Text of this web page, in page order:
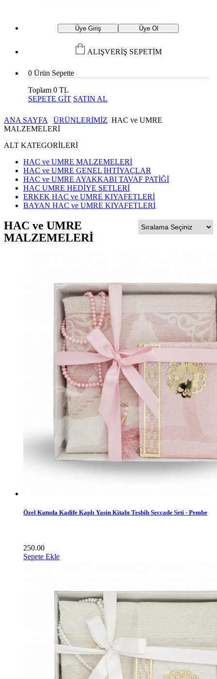
Üye Giriş Üye Ol
ALIŞVERİŞ SEPETİM
0 Ürün Sepette
Toplam 0 TL
SEPETE GİT SATIN AL
ANA SAYFA ÜRÜNLERİMİZ HAC ve UMRE
MALZEMELERİ
ALT KATEGORİLERİ
HAC ve UMRE MALZEMELERİ
HAC ve UMRE GENEL İHTİYAÇLAR
HAC ve UMRE AYAKKABI TAVAF PATİĞİ
HAC UMRE HEDİYE SETLERİ
ERKEK HAC ve UMRE KIYAFETLERİ
BAYAN HAC ve UMRE KIYAFETLERİ
HAC ve UMRE
MALZEMELERİ
Özel Kutuda Kadife Kaplı Yasin Kitabı Tesbih Seccade Seti - Pembe
250.00
Sepete Ekle